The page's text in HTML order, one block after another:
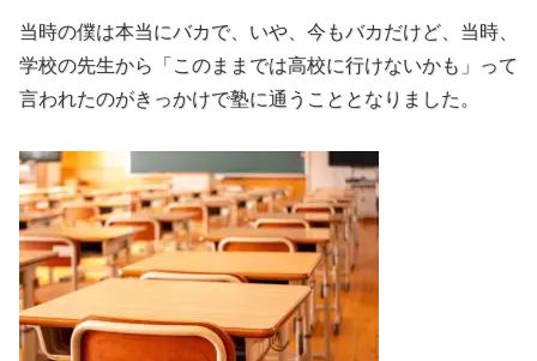
当時の僕は本当にバカで、いや、今もバカだけど、当時、
学校の先生から「このままでは高校に行けないかも」って
言われたのがきっかけで塾に通うこととなりました。